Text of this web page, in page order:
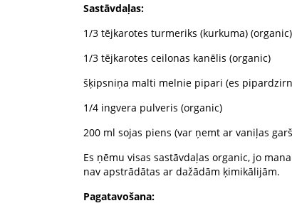
Sastāvdaļas:
1/3 tējkarotes turmeriks (kurkuma) (organic)
1/3 tējkarotes ceilonas kanēlis (organic)
šķipsniņa malti melnie pipari (es
1/4 ingvera pulveris (organic)
200 ml sojas piens (var ņemt ar vaniļas
Es ņēmu visas sastāvdaļas organic, jo
nav apstrādātas ar dažādām ķimikālijām.
Pagatavošana: